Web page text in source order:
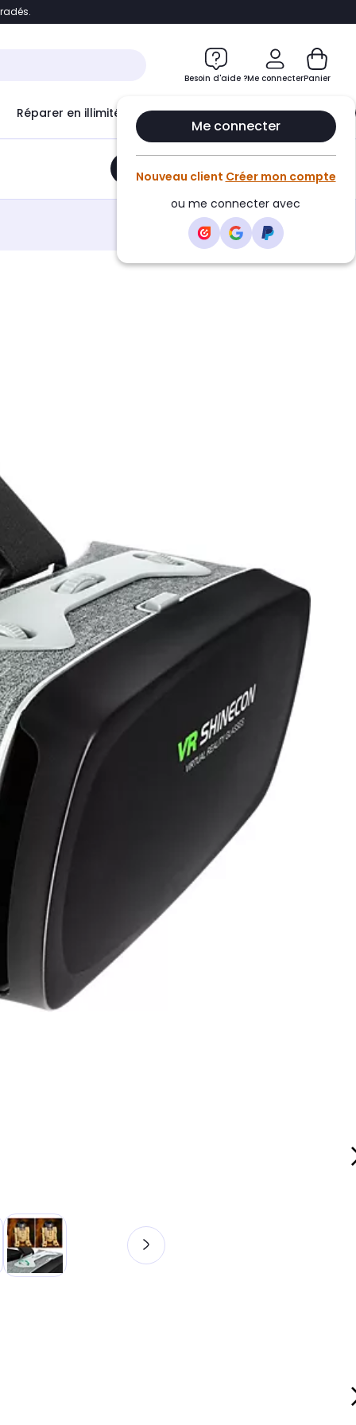
Accéder directement au chatbot
Besoin d'aide ?Me connecter
Me connecter
Nouveau client Créer mon compte
ou me connecter avec
Panier
Réparer en illimité avec Le Club Infinity
Ajouter au panier